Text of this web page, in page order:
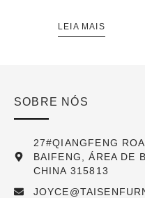
LEIA MAIS
SOBRE NÓS
27#QIANGFENG
BAIFENG, ÁREA DE
CHINA 315813